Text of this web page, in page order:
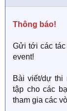
n
:Thông báo!
Gửi tới các
event!
Bài viết/dự thi
tập cho các
tham gia các